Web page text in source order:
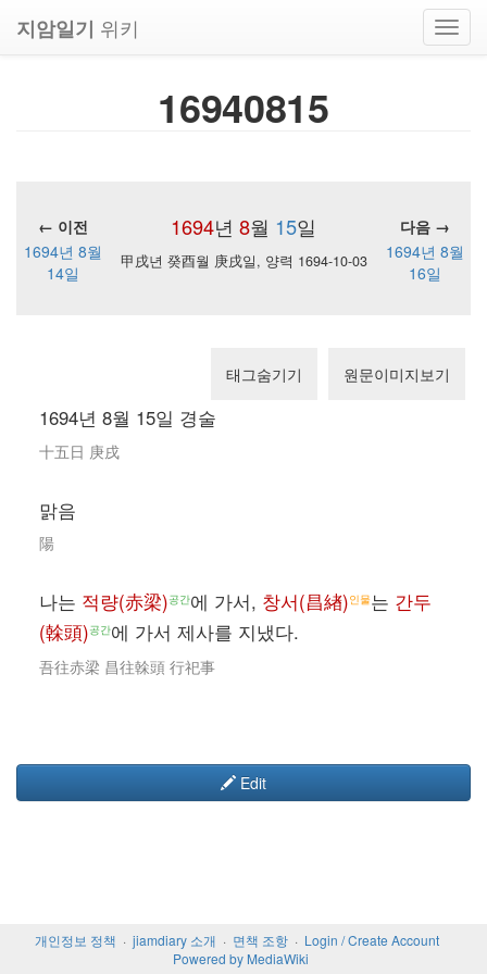
지암일기 위키
16940815
1694년 8월 15일
← 이전
다음 →
1694년 8월
14일
甲戌년 癸酉월 庚戌일, 양력 1694-10-03
1694년 8월
16일
태그숨기기 원문이미지보기
1694년 8월 15일 경술
十五日 庚戌
맑음
陽
나는 적량(赤梁)공간에 가서, 창서(昌緖)인물는 간두
(榦頭)공간에 가서 제사를 지냈다.
吾往赤梁 昌往榦頭 行祀事
Edit
개인정보 정책 jiamdiary 소개 면책 조항
Login / Create Account
Powered by MediaWiki